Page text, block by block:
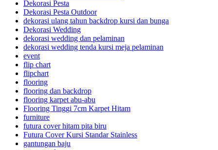
Dekorasi Pesta
Dekorasi Pesta Outdoor
dekorasi ulang tahun backdrop kursi dan bunga
Dekorasi Wedding
dekorasi wedding dan pelaminan
dekorasi wedding tenda kursi meja pelaminan
event
flip chart
flipchart
flooring
flooring dan backdrop
flooring karpet abu-abu
Flooring Tinggi 7cm Karpet Hitam
furniture
futura cover hitam pita biru
Futura Cover Kursi Standar Stainless
gantungan baju